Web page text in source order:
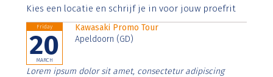
Aenean faucibus nibh et justo cursus id rutrum lorem
Kies een locatie en schrijf je in voor jouw proefrit
Friday
20
MARCH
Kawasaki Promo Tour
Apeldoorn (GD)
Lorem ipsum dolor sit amet, consectetur adipiscing